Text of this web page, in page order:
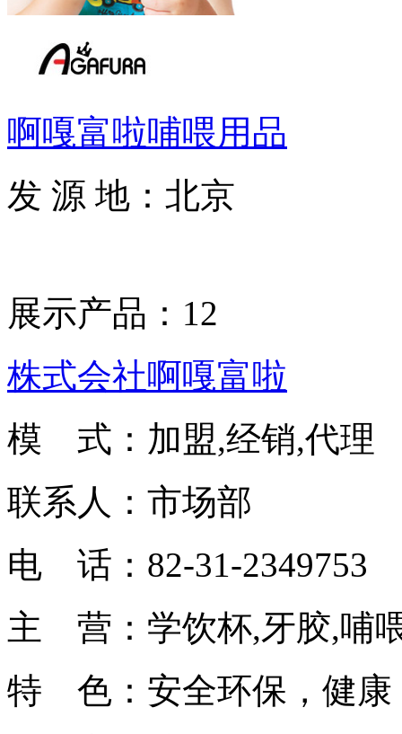
啊嘎富啦哺喂用品
发 源 地：北京
展示产品：12
株式会社啊嘎富啦
模 式：加盟,经销,代理
联系人：市场部
电 话：82-31-2349753
主 营：学饮杯,牙胶,哺
特 色：安全环保，健康